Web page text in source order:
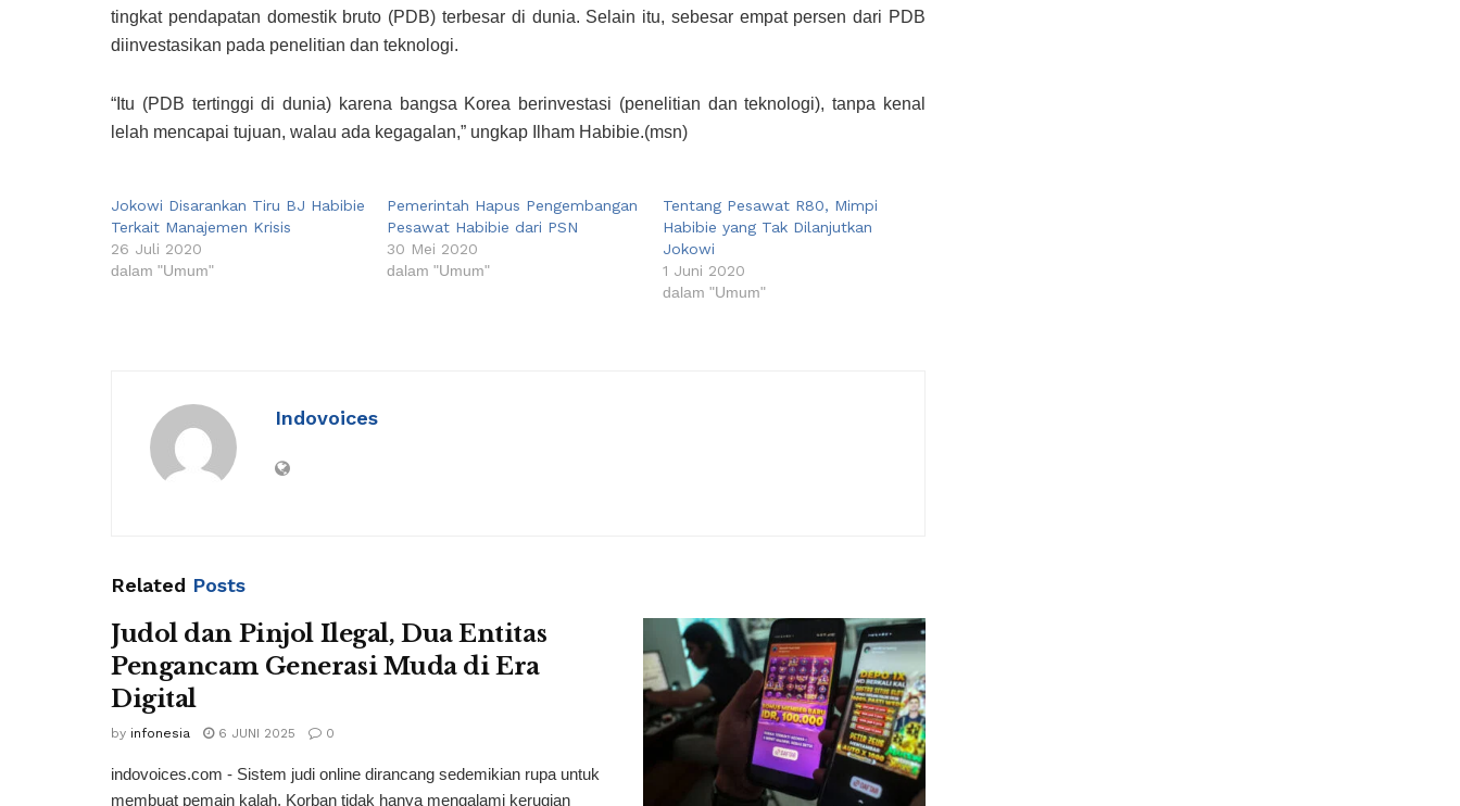
tingkat pendapatan domestik bruto (PDB) terbesar di dunia. Selain itu, sebesar empat persen dari PDB
diinvestasikan pada penelitian dan teknologi.
“Itu (PDB tertinggi di dunia) karena bangsa Korea berinvestasi (penelitian dan teknologi), tanpa kenal
lelah mencapai tujuan, walau ada kegagalan,” ungkap Ilham Habibie.(msn)
Jokowi Disarankan Tiru BJ Habibie
Terkait Manajemen Krisis
26 Juli 2020
dalam "Umum"
Pemerintah Hapus Pengembangan
Pesawat Habibie dari PSN
30 Mei 2020
dalam "Umum"
Tentang Pesawat R80, Mimpi
Habibie yang Tak Dilanjutkan
Jokowi
1 Juni 2020
dalam "Umum"
Indovoices
Related Posts
Judol dan Pinjol Ilegal, Dua Entitas
Pengancam Generasi Muda di Era
Digital
by infonesia 6 JUNI 2025 0
indovoices.com - Sistem judi online dirancang sedemikian rupa untuk
membuat pemain kalah. Korban tidak hanya mengalami kerugian